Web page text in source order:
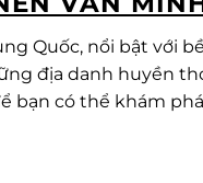
Quốc, nổi bật với
địa danh huyền
bạn có thể khám